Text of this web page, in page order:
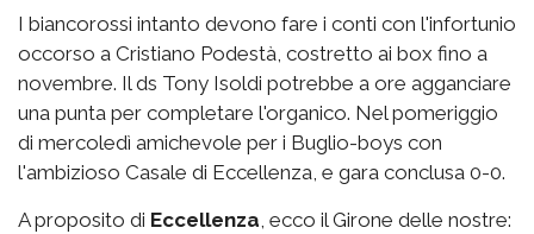
I biancorossi intanto devono fare i conti con l'infortunio
occorso a Cristiano Podestà, costretto ai box fino a
novembre. Il ds Tony Isoldi potrebbe a ore agganciare
una punta per completare l'organico. Nel pomeriggio
di mercoledì amichevole per i Buglio-boys con
l'ambizioso Casale di Eccellenza, e gara conclusa 0-0.
A proposito di Eccellenza, ecco il Girone delle nostre: